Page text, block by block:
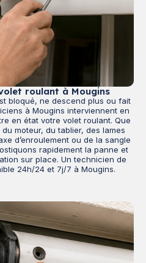
roulant à Mougins
bloqué, ne descend plus ou fait
à Mougins interviennent en
en état votre volet roulant. Que
moteur, du tablier, des lames
d’enroulement ou de la sangle
rapidement la panne et
sur place. Un technicien de
24h/24 et 7j/7 à Mougins.